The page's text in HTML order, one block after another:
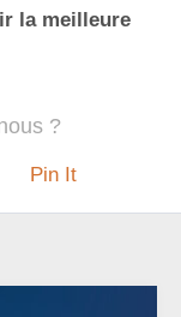
la meilleure
?
Pin It